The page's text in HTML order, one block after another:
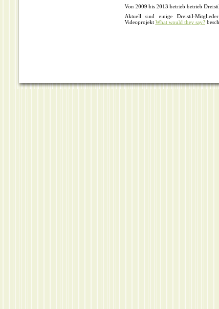
Von 2009 bis 2013 betrieb betrieb
Aktuell sind einige Dreistil-
Videoprojekt What would they say?